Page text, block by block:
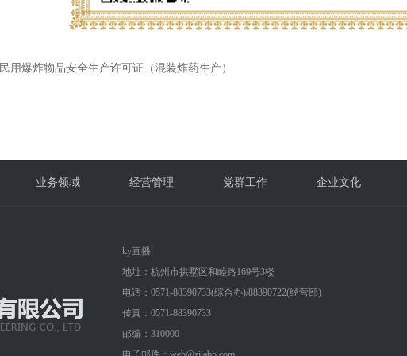
民用爆炸物品安全生产许可证（混装炸药生产）
业务领域 经营管理 党群工作 企业文化
ky直播
地址：杭州市拱墅区和睦路169号3楼
电话：0571-88390733(综合办)/88390722(经营部)
传真：0571-88390733
邮编：310000